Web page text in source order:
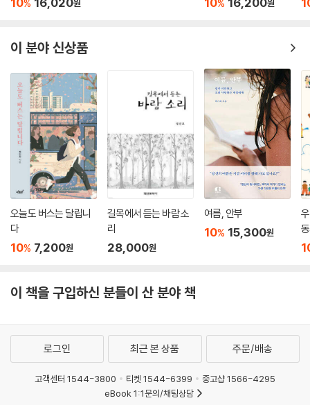
% 원 % 원
이 분야 신상품
오늘도 버스는 달립니
다
10% 7,200원
길목에서 듣는 바람 소
리
28,000원
여름, 안부
10% 15,300원
이 책을 구입하신 분들이 산 분야 책
로그인 최근 본 상품 주문/배송
고객센터 1544-3800 티켓 1544-6399
중고샵 1566-4295
eBook 1:1문의/채팅상담